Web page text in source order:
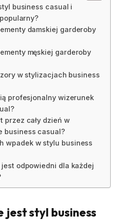
business casual i
damskiej garderoby
męskiej garderoby
w stylizacjach business
profesjonalny wizerunek
przez cały dzień w
business casual?
wpadek w stylu business
odpowiedni dla każdej
jest styl business